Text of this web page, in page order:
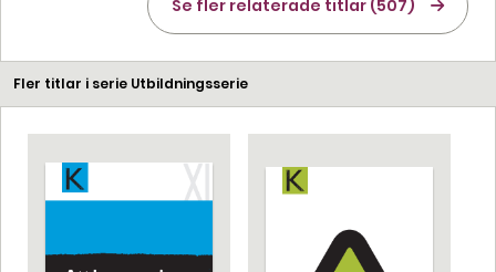
Se fler relaterade titlar (507)
Fler titlar i serie Utbildningsserie